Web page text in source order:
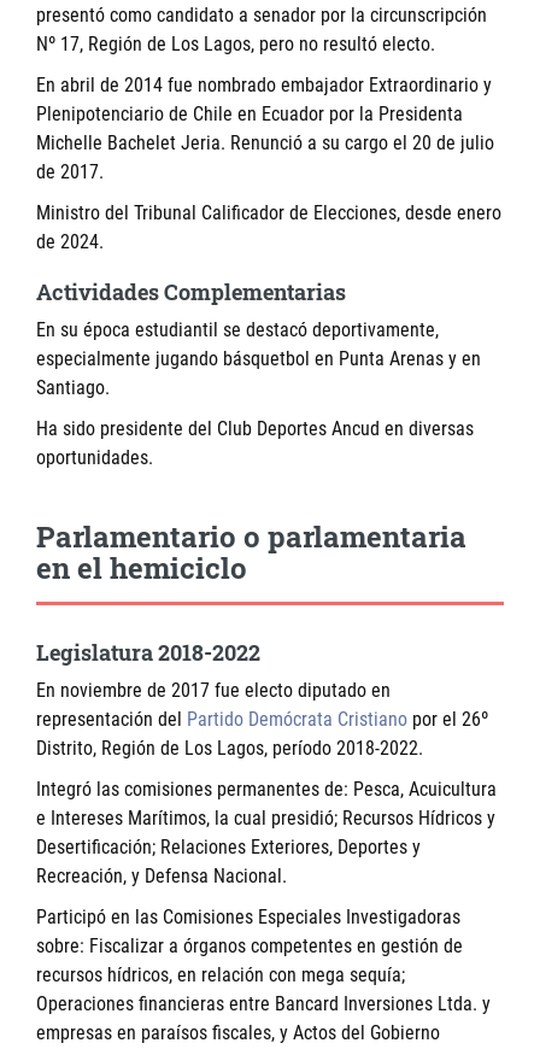
presentó como candidato a senador por la circunscripción
Nº 17, Región de Los Lagos, pero no resultó electo.
En abril de 2014 fue nombrado embajador Extraordinario y
Plenipotenciario de Chile en Ecuador por la Presidenta
Michelle Bachelet Jeria. Renunció a su cargo el 20 de julio
de 2017.
Ministro del Tribunal Calificador de Elecciones, desde enero
de 2024.
Actividades Complementarias
En su época estudiantil se destacó deportivamente,
especialmente jugando básquetbol en Punta Arenas y en
Santiago.
Ha sido presidente del Club Deportes Ancud en diversas
oportunidades.
Parlamentario o parlamentaria
en el hemiciclo
Legislatura 2018-2022
En noviembre de 2017 fue electo diputado en
representación del Partido Demócrata Cristiano por el 26º
Distrito, Región de Los Lagos, período 2018-2022.
Integró las comisiones permanentes de: Pesca, Acuicultura
e Intereses Marítimos, la cual presidió; Recursos Hídricos y
Desertificación; Relaciones Exteriores, Deportes y
Recreación, y Defensa Nacional.
Participó en las Comisiones Especiales Investigadoras
sobre: Fiscalizar a órganos competentes en gestión de
recursos hídricos, en relación con mega sequía;
Operaciones financieras entre Bancard Inversiones Ltda. y
empresas en paraísos fiscales, y Actos del Gobierno